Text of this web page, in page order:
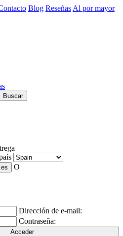
Blog Reseñas Al por mayor
Buscar
O
Dirección de e-mail:
Contraseña:
Acceder